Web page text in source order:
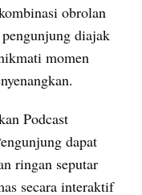
obrolan
diajak
momen
Podcast
dapat
ringan seputar
secara interaktif